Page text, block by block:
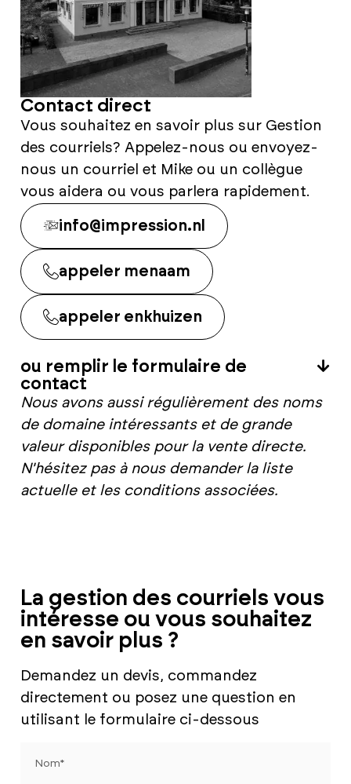
Contact direct
Vous souhaitez en savoir plus sur Gestion
des courriels? Appelez-nous ou envoyez-
nous un courriel et Mike ou un collègue
vous aidera ou vous parlera rapidement.
info@impression.nl
appeler menaam
appeler enkhuizen
ou remplir le formulaire de
contact
Nous avons aussi régulièrement des noms
de domaine intéressants et de grande
valeur disponibles pour la vente directe.
N'hésitez pas à nous demander la liste
actuelle et les conditions associées.
La gestion des courriels vous
intéresse ou vous souhaitez
en savoir plus ?
Demandez un devis, commandez
directement ou posez une question en
utilisant le formulaire ci-dessous